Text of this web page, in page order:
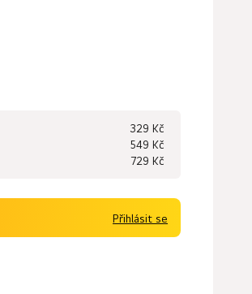
329 Kč
549 Kč
729 Kč
Přihlásit se